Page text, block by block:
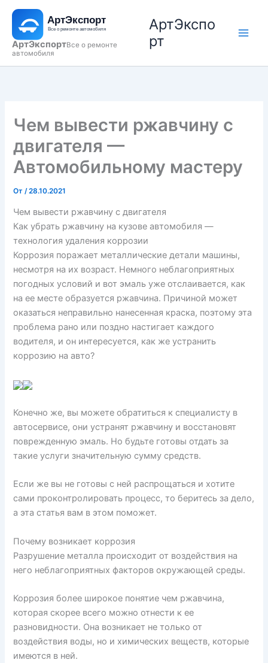
Перейти
содержимому
АртЭкспортВсе о ремонте
автомобиля
АртЭкспо
рт
Чем вывести ржавчину с
двигателя —
Автомобильному мастеру
От /28.10.2021
Чем вывести ржавчину с двигателя
Как убрать ржавчину на кузове автомобиля —
технология удаления коррозии
Коррозия поражает металлические детали машины,
несмотря на их возраст. Немного неблагоприятных
погодных условий и вот эмаль уже отслаивается, как
на ее месте образуется ржавчина. Причиной может
оказаться неправильно нанесенная краска, поэтому эта
проблема рано или поздно настигает каждого
водителя, и он интересуется, как же устранить
коррозию на авто?
Конечно же, вы можете обратиться к специалисту в
автосервисе, они устранят ржавчину и восстановят
поврежденную эмаль. Но будьте готовы отдать за
такие услуги значительную сумму средств.
Если же вы не готовы с ней распрощаться и хотите
сами проконтролировать процесс, то беритесь за дело,
а эта статья вам в этом поможет.
Почему возникает коррозия
Разрушение металла происходит от воздействия на
него неблагоприятных факторов окружающей среды.
Коррозия более широкое понятие чем ржавчина,
которая скорее всего можно отнести к ее
разновидности. Она возникает не только от
воздействия воды, но и химических веществ, которые
имеются в ней.